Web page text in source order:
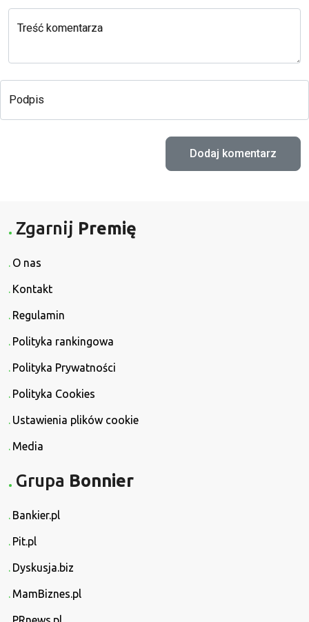
Treść komentarza
Podpis
Zgarnij Premię
O nas
Kontakt
Regulamin
Polityka rankingowa
Polityka Prywatności
Polityka Cookies
Ustawienia plików cookie
Media
Grupa Bonnier
Bankier.pl
Pit.pl
Dyskusja.biz
MamBiznes.pl